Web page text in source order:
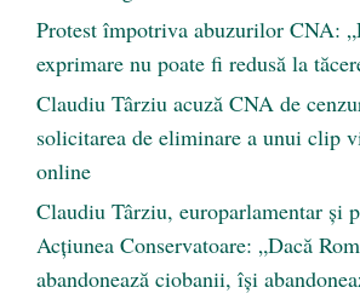
Protest împotriva abuzurilor CNA:
exprimare nu poate fi redusă la
Claudiu Târziu acuză CNA de
solicitarea de eliminare a unui clip
online
Claudiu Târziu, europarlamentar și
Acțiunea Conservatoare: „Dacă
abandonează ciobanii, își